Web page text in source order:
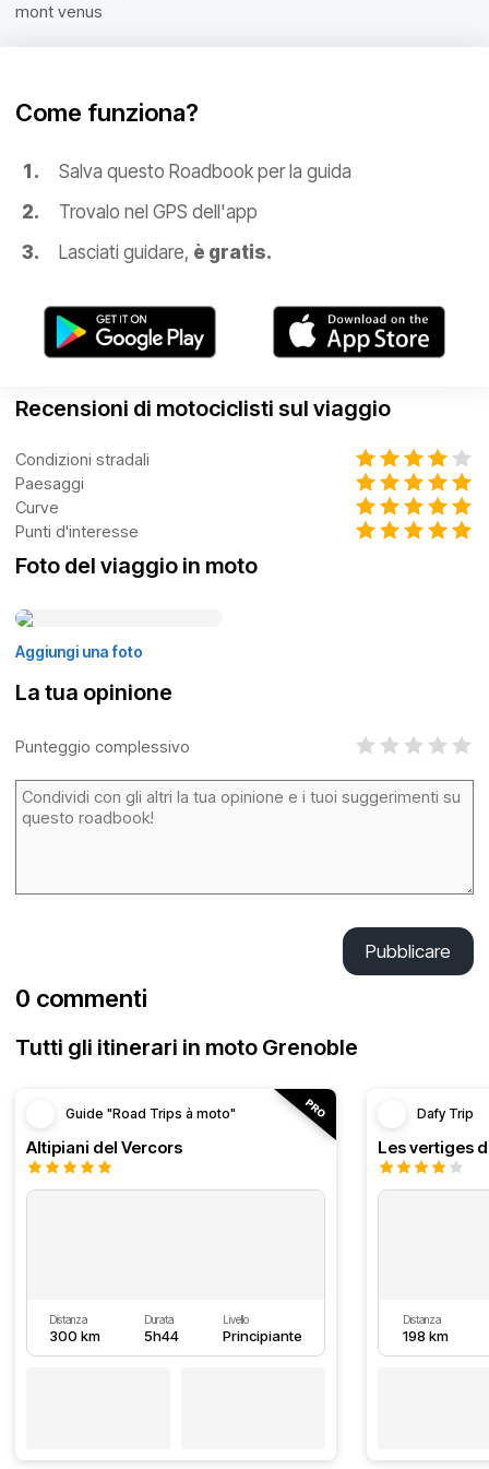
mont venus
Come funziona?
Salva questo Roadbook per la guida
Trovalo nel GPS dell'app
Lasciati guidare, è gratis.
Recensioni di motociclisti sul viaggio
Condizioni stradali
Paesaggi
Curve
Punti d'interesse
Foto del viaggio in moto
Aggiungi una foto
La tua opinione
Punteggio complessivo
Pubblicare
0 commenti
Tutti gli itinerari in moto Grenoble
Guide "Road Trips à moto"
Altipiani del Vercors
Distanza
300 km
Durata
5h44
Livello
Principiante
Dafy Trip
Les vertiges
Distanza
198 km